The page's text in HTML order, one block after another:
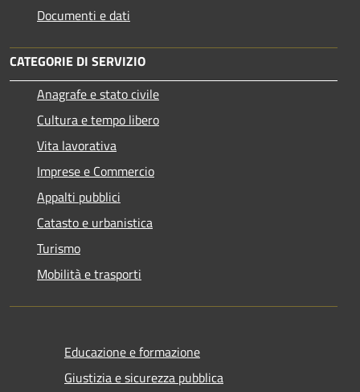
Documenti e dati
CATEGORIE DI SERVIZIO
Anagrafe e stato civile
Cultura e tempo libero
Vita lavorativa
Imprese e Commercio
Appalti pubblici
Catasto e urbanistica
Turismo
Mobilità e trasporti
Educazione e formazione
Giustizia e sicurezza pubblica